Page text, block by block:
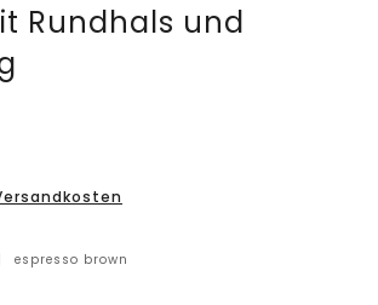
Rundhals und
espresso brown